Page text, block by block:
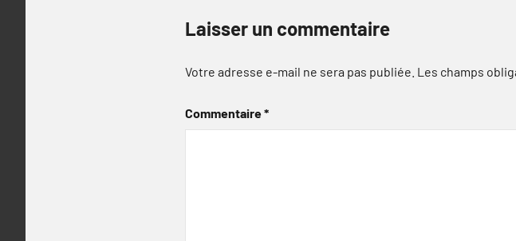
Laisser un commentaire
Votre adresse e-mail ne sera pas publiée. Les champs
Commentaire*